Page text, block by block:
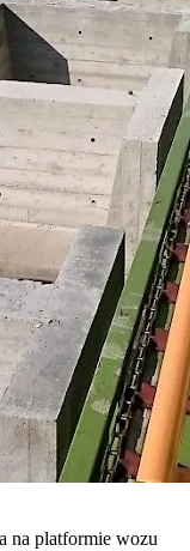
na platformie wozu